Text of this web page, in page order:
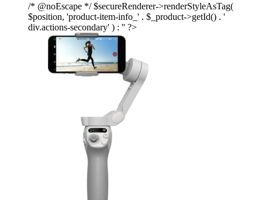
/* @noEscape */ $secureRenderer->renderStyleAsTag(
$position, 'product-item-info_' . $_product->getId() . '
div.actions-secondary' ) : '' ?>